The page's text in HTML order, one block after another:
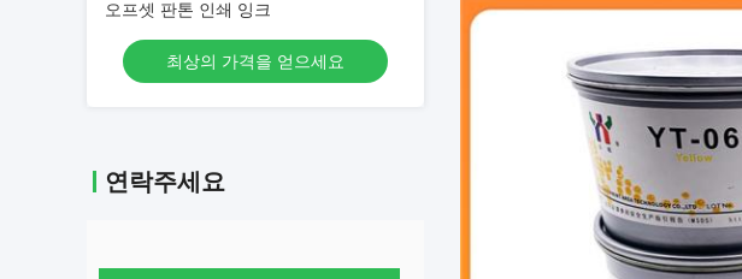
오프셋 판톤 인쇄 잉크
최상의 가격을 얻으세요
연락주세요